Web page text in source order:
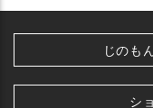
じのも
シ